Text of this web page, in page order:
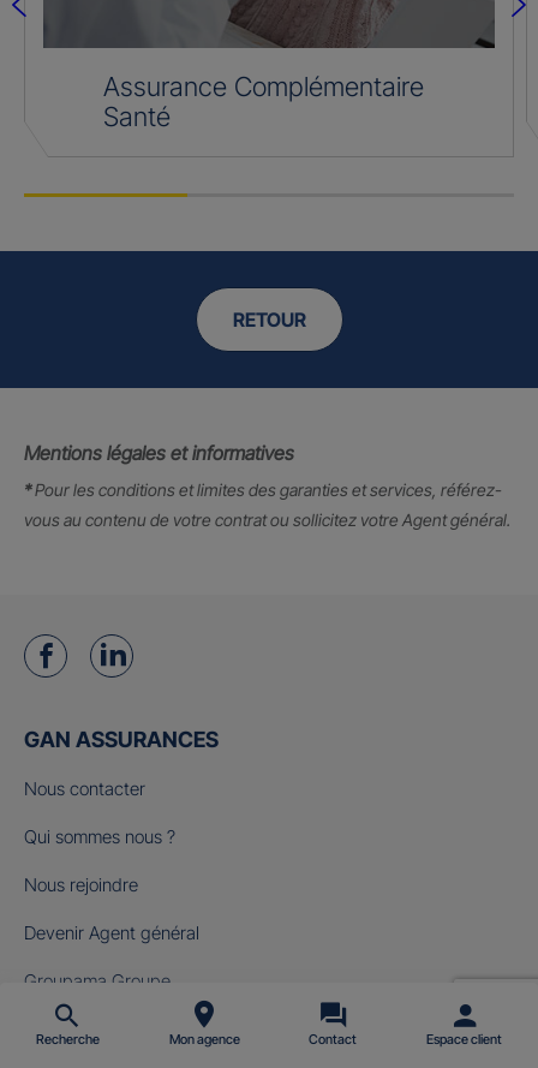
Assurance Complémentaire
Santé
RETOUR
Mentions légales et informatives
*Pour les conditions et limites des garanties et services, référez-
vous au contenu de votre contrat ou sollicitez votre Agent général.
Recherche Mon agence Contact Espace client
GAN ASSURANCES
Nous contacter
Qui sommes nous ?
Nous rejoindre
Devenir Agent général
Groupama Groupe
Fondation Gan pour le Cinéma